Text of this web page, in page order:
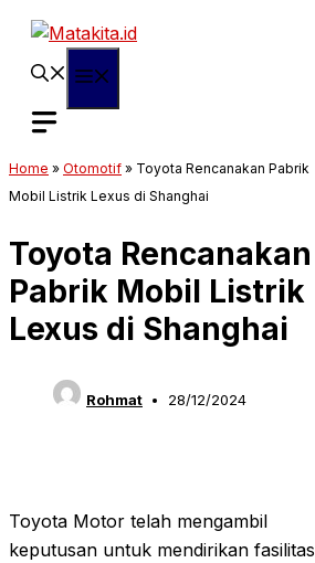
Langsung
Home » Otomotif » Toyota Rencanakan Pabrik
Mobil Listrik Lexus di Shanghai
Toyota Rencanakan
Pabrik Mobil Listrik
Lexus di Shanghai
Rohmat 28/12/2024
Toyota Motor telah mengambil
keputusan untuk mendirikan fasilitas